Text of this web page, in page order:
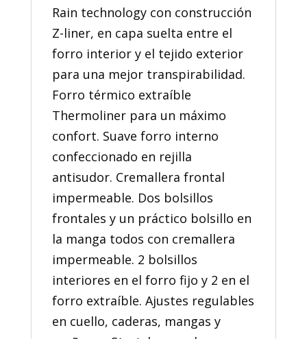
Rain technology con construcción
Z-liner, en capa suelta entre el
forro interior y el tejido exterior
para una mejor transpirabilidad.
Forro térmico extraíble
Thermoliner para un máximo
confort. Suave forro interno
confeccionado en rejilla
antisudor. Cremallera frontal
impermeable. Dos bolsillos
frontales y un práctico bolsillo en
la manga todos con cremallera
impermeable. 2 bolsillos
interiores en el forro fijo y 2 en el
forro extraíble. Ajustes regulables
en cuello, caderas, mangas y